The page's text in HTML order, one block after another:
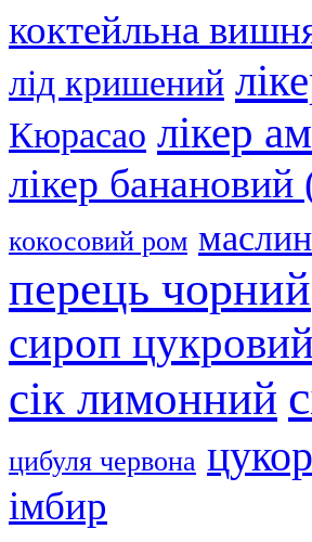
коктейльна
лід кришений
Кюрасао лікер
лікер
кокосовий ром
перець чорний
сироп цукровий
сік лимонний
цибуля червона цукор
імбир